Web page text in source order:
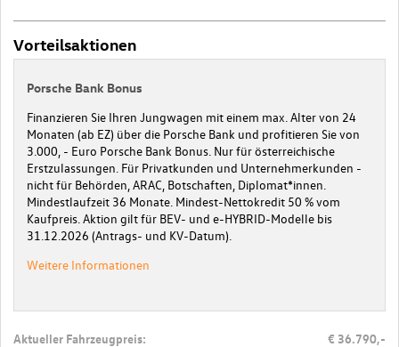
Vorteilsaktionen
Porsche Bank Bonus
Finanzieren Sie Ihren Jungwagen mit einem max. Alter von 24
Monaten (ab EZ) über die Porsche Bank und profitieren Sie von
3.000, - Euro Porsche Bank Bonus. Nur für österreichische
Erstzulassungen. Für Privatkunden und Unternehmerkunden -
nicht für Behörden, ARAC, Botschaften, Diplomat*innen.
Mindestlaufzeit 36 Monate. Mindest-Nettokredit 50 % vom
Kaufpreis. Aktion gilt für BEV- und e-HYBRID-Modelle bis
31.12.2026 (Antrags- und KV-Datum).
Weitere Informationen
Aktueller Fahrzeugpreis: € 36.790,-